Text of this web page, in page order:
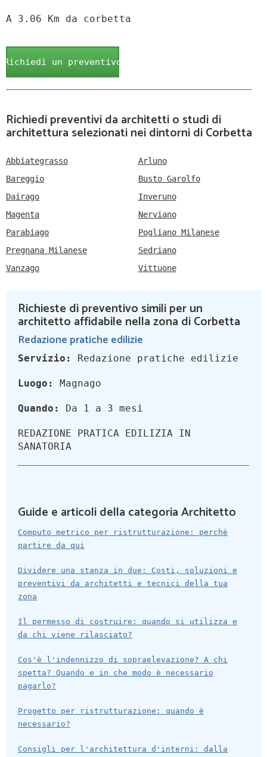
A 3.06 Km da corbetta
Richiedi un preventivo
Richiedi preventivi da architetti o studi di
architettura selezionati nei dintorni di Corbetta
Abbiategrasso
Arluno
Bareggio
Busto Garolfo
Dairago
Inveruno
Magenta
Nerviano
Parabiago
Pogliano Milanese
Pregnana Milanese
Sedriano
Vanzago
Vittuone
Richieste di preventivo simili per un
architetto affidabile nella zona di Corbetta
Redazione pratiche edilizie
Servizio: Redazione pratiche edilizie
Luogo: Magnago
Quando: Da 1 a 3 mesi
REDAZIONE PRATICA EDILIZIA IN
SANATORIA
Guide e articoli della categoria Architetto
Computo metrico per ristrutturazione: perchè
partire da qui
Dividere una stanza in due: Costi, soluzioni e
preventivi da architetti e tecnici della tua
zona
Il permesso di costruire: quando si utilizza e
da chi viene rilasciato?
Cos'è l'indennizzo di sopraelevazione? A chi
spetta? Quando e in che modo è necessario
pagarlo?
Progetto per ristrutturazione: quando è
necessario?
Consigli per l'architettura d'interni: dalla